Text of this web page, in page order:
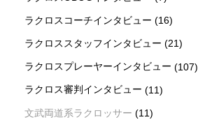
ラクロスコーチインタビュー (16)
ラクロススタッフインタビュー (21)
ラクロスプレーヤーインタビュー (107)
ラクロス審判インタビュー (11)
文武両道系ラクロッサー (11)